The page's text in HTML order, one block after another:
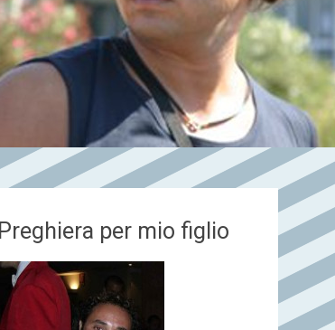
Preghiera per mio figlio